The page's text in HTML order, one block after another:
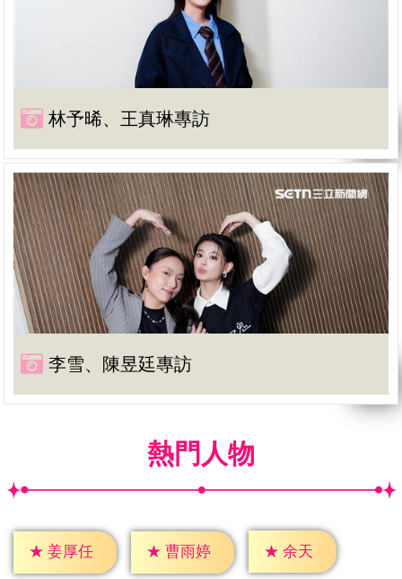
林予晞、王真琳專訪
李雪、陳昱廷專訪
熱門人物
★ 姜厚任 ★ 曹雨婷 ★ 余天